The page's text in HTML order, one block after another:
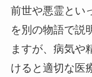
前世や悪霊とい
を別の物語で説
ますが、病気や
けると適切な医